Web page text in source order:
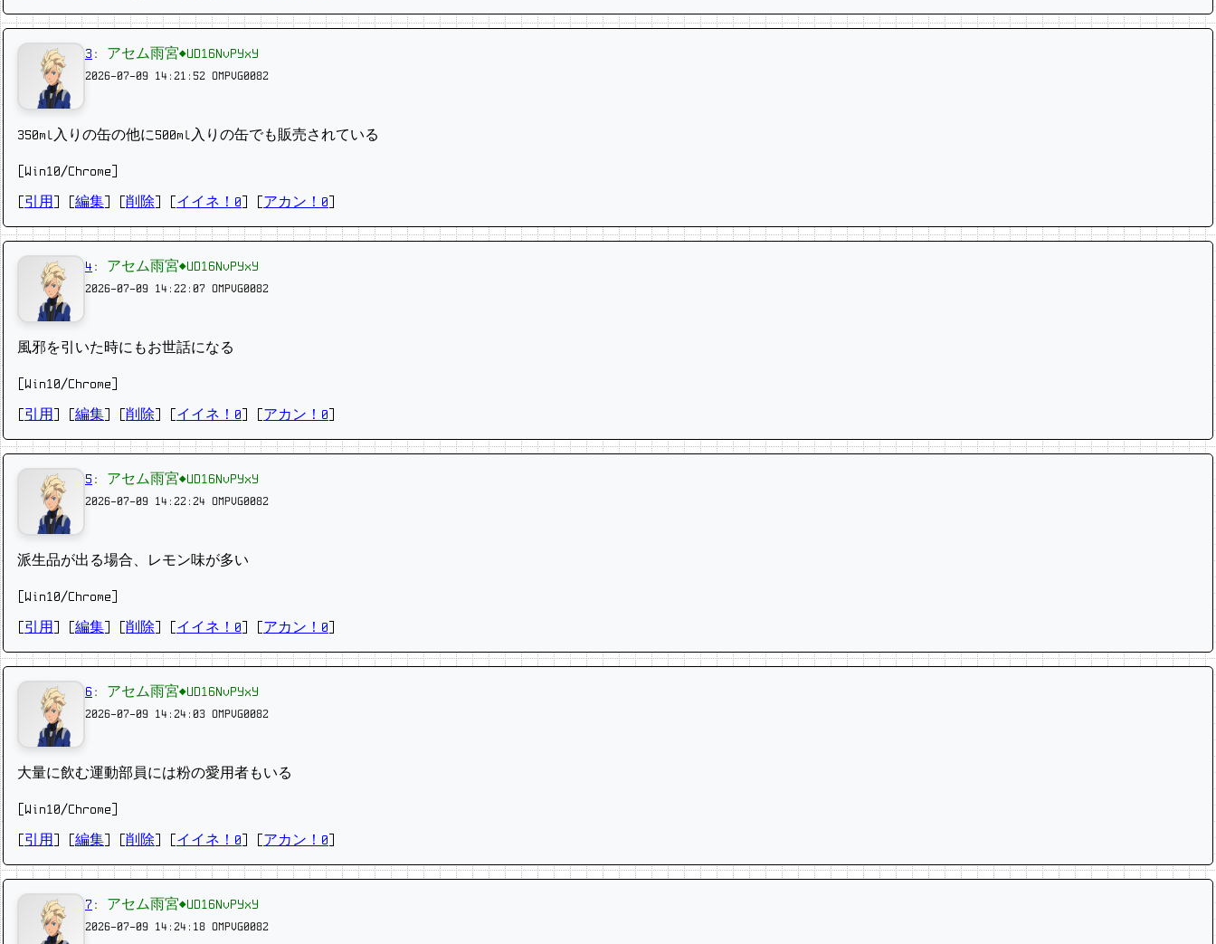
3 : アセム雨宮◆UD16NvPYxY
2026-07-09 14:21:52 OMPVG0082
350ml入りの缶の他に500ml入りの缶でも販売されている
[Win10/Chrome]
引用 編集 削除 イイネ！0 アカン！0
4 : アセム雨宮◆UD16NvPYxY
2026-07-09 14:22:07 OMPVG0082
風邪を引いた時にもお世話になる
[Win10/Chrome]
引用 編集 削除 イイネ！0 アカン！0
5 : アセム雨宮◆UD16NvPYxY
2026-07-09 14:22:24 OMPVG0082
派生品が出る場合、レモン味が多い
[Win10/Chrome]
引用 編集 削除 イイネ！0 アカン！0
6 : アセム雨宮◆UD16NvPYxY
2026-07-09 14:24:03 OMPVG0082
大量に飲む運動部員には粉の愛用者もいる
[Win10/Chrome]
引用 編集 削除 イイネ！0 アカン！0
7 : アセム雨宮◆UD16NvPYxY
2026-07-09 14:24:18 OMPVG0082